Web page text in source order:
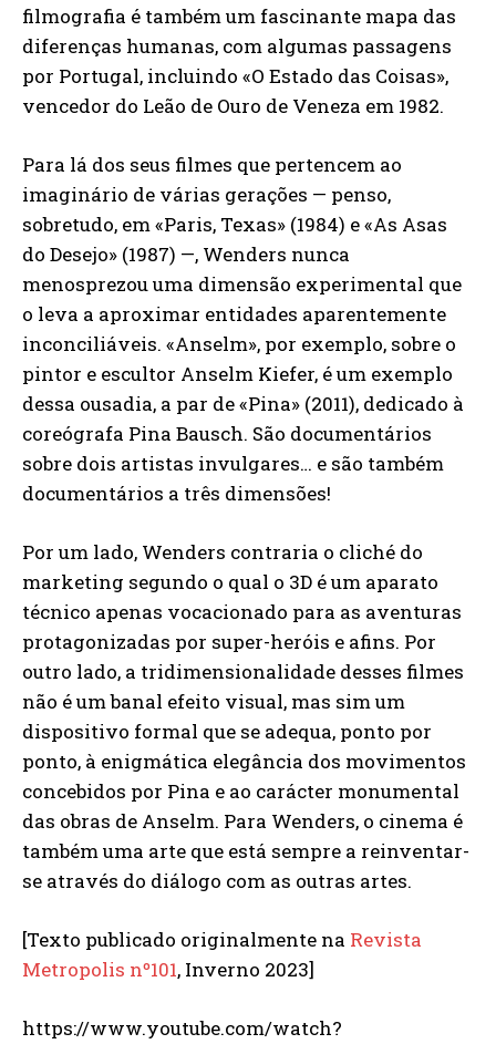
filmografia é também um fascinante mapa das
diferenças humanas, com algumas passagens
por Portugal, incluindo «O Estado das Coisas»,
vencedor do Leão de Ouro de Veneza em 1982.
Para lá dos seus filmes que pertencem ao
imaginário de várias gerações — penso,
sobretudo, em «Paris, Texas» (1984) e «As Asas
do Desejo» (1987) —, Wenders nunca
menosprezou uma dimensão experimental que
o leva a aproximar entidades aparentemente
inconciliáveis. «Anselm», por exemplo, sobre o
pintor e escultor Anselm Kiefer, é um exemplo
dessa ousadia, a par de «Pina» (2011), dedicado à
coreógrafa Pina Bausch. São documentários
sobre dois artistas invulgares… e são também
documentários a três dimensões!
Por um lado, Wenders contraria o cliché do
marketing segundo o qual o 3D é um aparato
técnico apenas vocacionado para as aventuras
protagonizadas por super-heróis e afins. Por
outro lado, a tridimensionalidade desses filmes
não é um banal efeito visual, mas sim um
dispositivo formal que se adequa, ponto por
ponto, à enigmática elegância dos movimentos
concebidos por Pina e ao carácter monumental
das obras de Anselm. Para Wenders, o cinema é
também uma arte que está sempre a reinventar-
se através do diálogo com as outras artes.
[Texto publicado originalmente na Revista
Metropolis nº101, Inverno 2023]
https://www.youtube.com/watch?